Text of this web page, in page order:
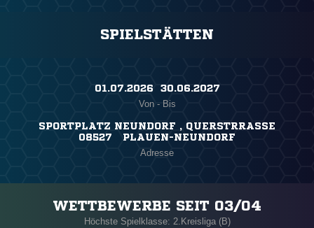
SPIELSTÄTTEN
01.07.2026 ​ 30.06.2027
Von - Bis
SPORTPLATZ NEUNDORF , QUERSTRRASSE
08527 PLAUEN-NEUNDORF
Adresse
WETTBEWERBE SEIT 03/04
Höchste Spielklasse: 2.Kreisliga (B)